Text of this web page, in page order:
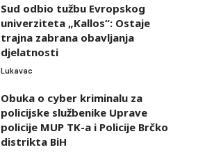
Sud odbio tužbu Evropskog
univerziteta „Kallos“: Ostaje
trajna zabrana obavljanja
djelatnosti
Lukavac
Obuka o cyber kriminalu za
policijske službenike Uprave
policije MUP TK-a i Policije Brčko
distrikta BiH